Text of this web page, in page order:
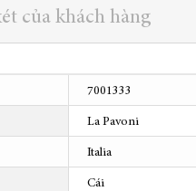
thư
7001333
La Pavoni
Italia
Cái
của khách hàng